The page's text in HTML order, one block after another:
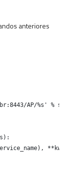
anteriores
AP/%s' %